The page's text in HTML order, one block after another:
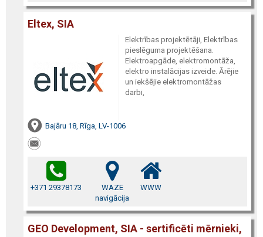
Eltex, SIA
Elektrības projektētāji, Elektrības
pieslēguma projektēšana.
Elektroapgāde, elektromontāža,
elektro instalācijas izveide. Ārējie
un iekšējie elektromontāžas
darbi,
Bajāru 18, Rīga, LV-1006
+371 29378173
WAZE
navigācija
WWW
GEO Development, SIA - sertificēti mērnieki,